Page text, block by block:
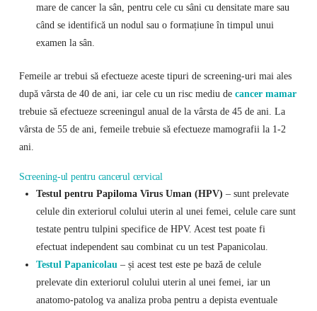
mare de cancer la sân, pentru cele cu sâni cu densitate mare sau
când se identifică un nodul sau o formațiune în timpul unui
examen la sân.
Femeile ar trebui să efectueze aceste tipuri de screening-uri mai ales
după vârsta de 40 de ani, iar cele cu un risc mediu de cancer mamar
trebuie să efectueze screeningul anual de la vârsta de 45 de ani. La
vârsta de 55 de ani, femeile trebuie să efectueze mamografii la 1-2
ani.
Screening-ul pentru cancerul cervical
Testul pentru Papiloma Virus Uman (HPV) – sunt prelevate
celule din exteriorul colului uterin al unei femei, celule care sunt
testate pentru tulpini specifice de HPV. Acest test poate fi
efectuat independent sau combinat cu un test Papanicolau.
Testul Papanicolau – și acest test este pe bază de celule
prelevate din exteriorul colului uterin al unei femei, iar un
anatomo-patolog va analiza proba pentru a depista eventuale